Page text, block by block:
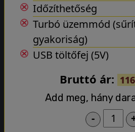
Időzíthetőség
Turbó üzemmód
gyakoriság)
USB töltőfej (5V)
Bruttó ár:
Add meg, hány
-